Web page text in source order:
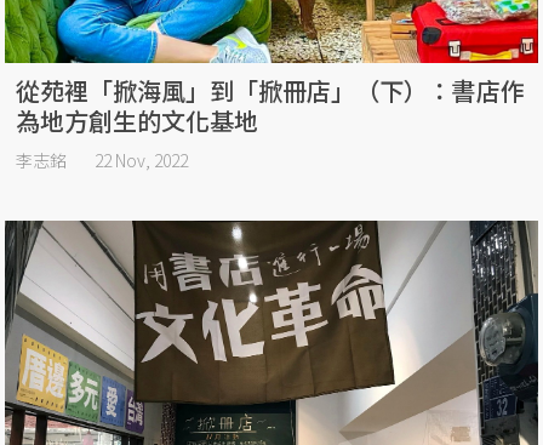
從苑裡「掀海風」到「掀冊店」（下）：書店作
為地方創生的文化基地
李志銘 22 Nov, 2022